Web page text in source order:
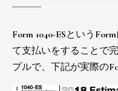
Form 1040-ESという
て支払いをすることで
プルで、下記が実際の